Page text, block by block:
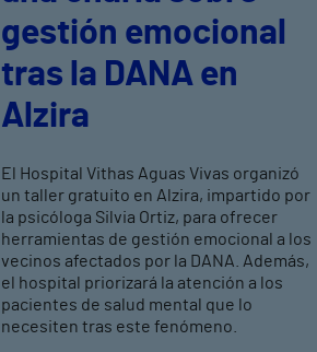
gestión emocional
tras la DANA en
Alzira
El Hospital Vithas Aguas Vivas organizó
un taller gratuito en Alzira, impartido por
la psicóloga Silvia Ortiz, para ofrecer
herramientas de gestión emocional a los
vecinos afectados por la DANA. Además,
el hospital priorizará la atención a los
pacientes de salud mental que lo
necesiten tras este fenómeno.